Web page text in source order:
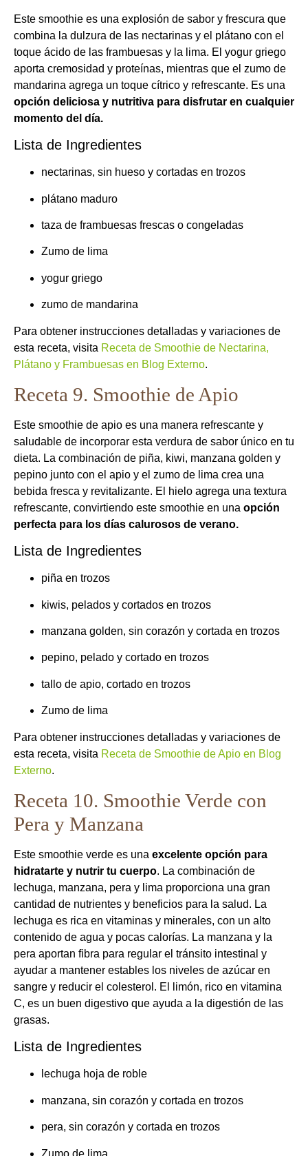
Este smoothie es una explosión de sabor y frescura que
combina la dulzura de las nectarinas y el plátano con el
toque ácido de las frambuesas y la lima. El yogur griego
aporta cremosidad y proteínas, mientras que el zumo de
mandarina agrega un toque cítrico y refrescante. Es una
opción deliciosa y nutritiva para disfrutar en cualquier
momento del día.
Lista de Ingredientes
nectarinas, sin hueso y cortadas en trozos
plátano maduro
taza de frambuesas frescas o congeladas
Zumo de lima
yogur griego
zumo de mandarina
Para obtener instrucciones detalladas y variaciones de
esta receta, visita Receta de Smoothie de Nectarina,
Plátano y Frambuesas en Blog Externo.
Receta 9. Smoothie de Apio
Este smoothie de apio es una manera refrescante y
saludable de incorporar esta verdura de sabor único en tu
dieta. La combinación de piña, kiwi, manzana golden y
pepino junto con el apio y el zumo de lima crea una
bebida fresca y revitalizante. El hielo agrega una textura
refrescante, convirtiendo este smoothie en una opción
perfecta para los días calurosos de verano.
Lista de Ingredientes
piña en trozos
kiwis, pelados y cortados en trozos
manzana golden, sin corazón y cortada en trozos
pepino, pelado y cortado en trozos
tallo de apio, cortado en trozos
Zumo de lima
Para obtener instrucciones detalladas y variaciones de
esta receta, visita Receta de Smoothie de Apio en Blog
Externo.
Receta 10. Smoothie Verde con
Pera y Manzana
Este smoothie verde es una excelente opción para
hidratarte y nutrir tu cuerpo. La combinación de
lechuga, manzana, pera y lima proporciona una gran
cantidad de nutrientes y beneficios para la salud. La
lechuga es rica en vitaminas y minerales, con un alto
contenido de agua y pocas calorías. La manzana y la
pera aportan fibra para regular el tránsito intestinal y
ayudar a mantener estables los niveles de azúcar en
sangre y reducir el colesterol. El limón, rico en vitamina
C, es un buen digestivo que ayuda a la digestión de las
grasas.
Lista de Ingredientes
lechuga hoja de roble
manzana, sin corazón y cortada en trozos
pera, sin corazón y cortada en trozos
Zumo de lima